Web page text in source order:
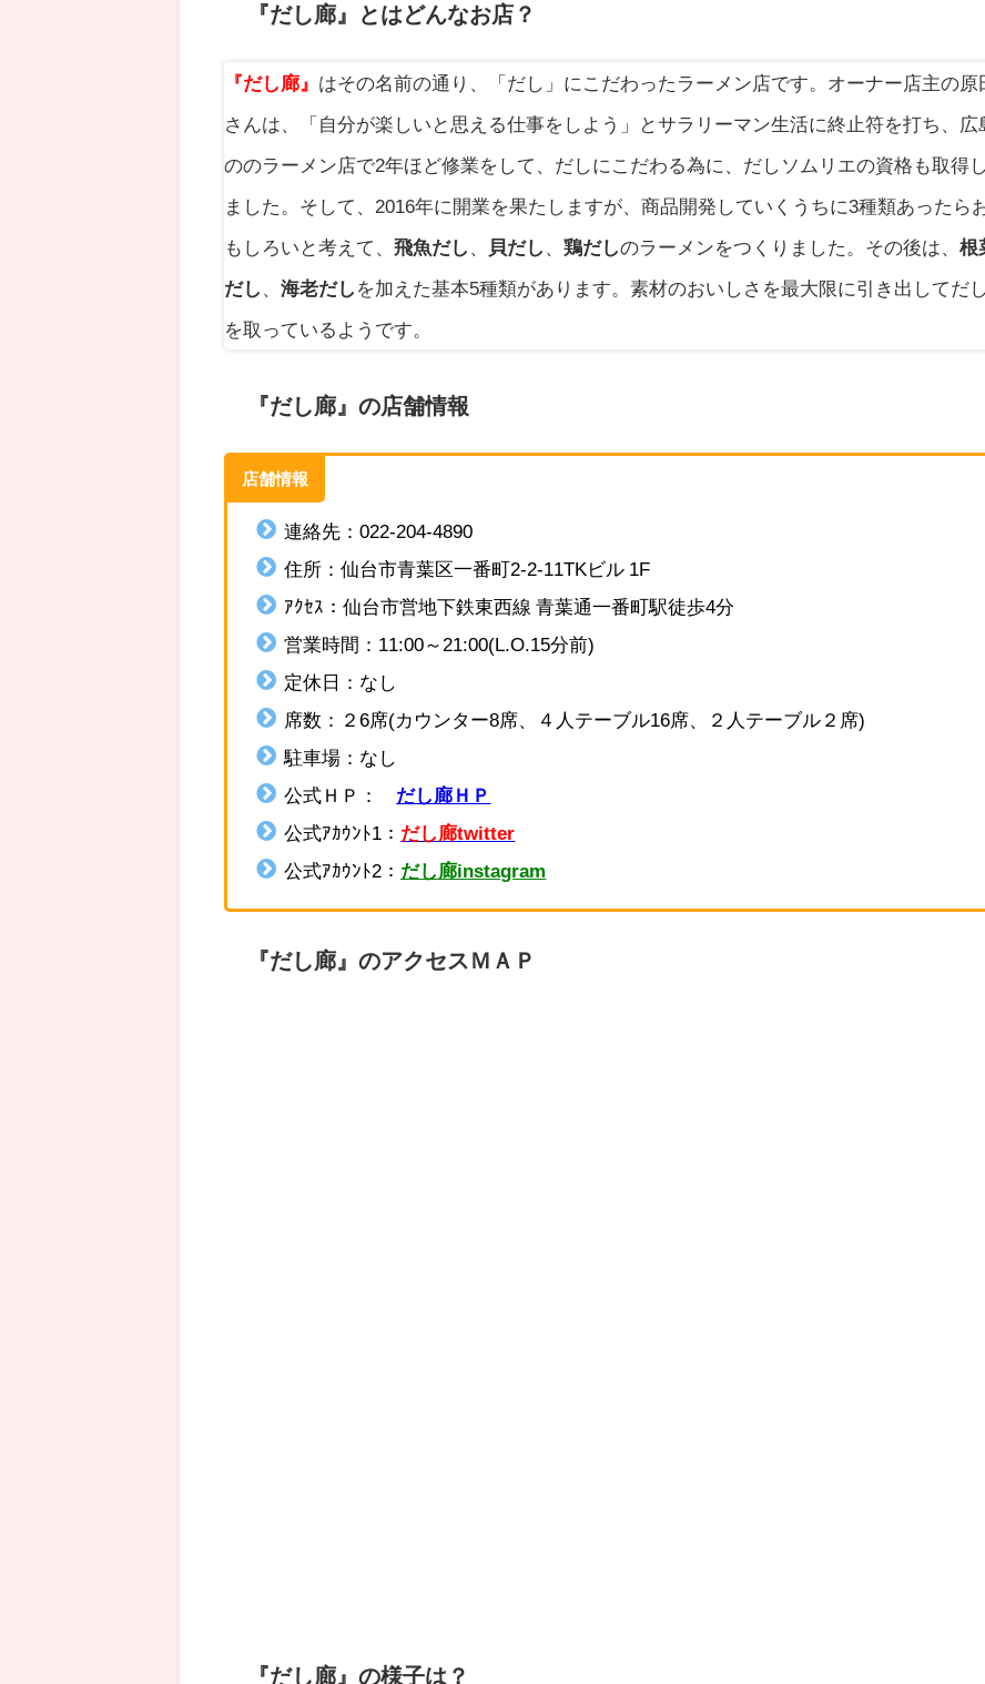
『だし廊』とはどんなお店？
『だし廊』 はその名前の通り、「だし」にこだわったラーメン店です。オーナー店主の原
さんは、 「自分が楽しいと思える仕事をしよう」とサラリーマン生活に終止符を打ち、広
ののラーメン店で2年ほど修業をして、だしにこだわる為に、だしソムリエの資格も取得し
ました。そして、2016年に開業を果たしますが、商品開発していくうちに3種類あったら
もしろいと考えて、飛魚だし 貝だし 、鶏だしのラーメンをつくりました。その後は、根
だし 、海老だし を加えた基本5種類があります。素材のおいしさを最大限に引き出してだし
を取っているようです。
『だし廊』の店舗情報
店舗情報
連絡先：022-204-4890
住所：仙台市青葉区一番町2-2-11TKビル 1F
ｱｸｾｽ：仙台市営地下鉄東西線 青葉通一番町駅徒歩4分
営業時間： 11:00～21:00(L.O.15分前)
定休日：なし
席数：２6席(カウンター8席、４人テーブル16席、２人テーブル２席)
駐車場：なし
公式ＨＰ： だし廊ＨＰ
公式ｱｶｳﾝﾄ1： だし廊twitter
公式ｱｶｳﾝﾄ2： だし廊instagram
『だし廊』のアクセスＭＡＰ
『だし廊』の様子は？